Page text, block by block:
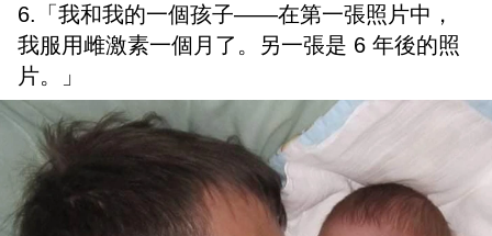
6.「我和我的一個孩子——在第一張照片中，
我服用雌激素一個月了。另一張是 6 年後的照
片。」